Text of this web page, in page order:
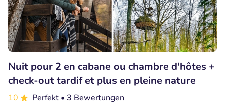
Nuit pour 2 en cabane ou chambre d'hôtes +
check-out tardif et plus en pleine nature
10 Perfekt • 3 Bewertungen